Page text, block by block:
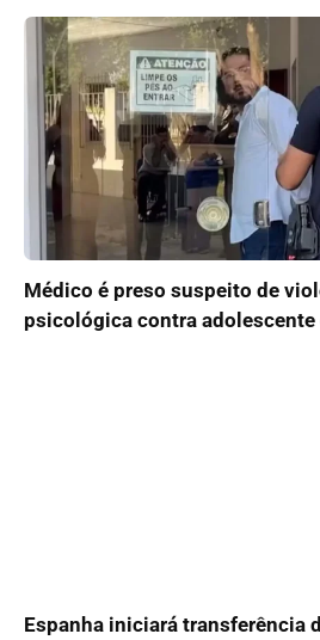
Médico é preso suspeito de
psicológica contra adolescente
Espanha iniciará transferência